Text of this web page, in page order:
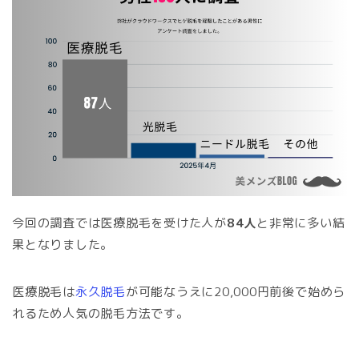
今回の調査では医療脱毛を受けた人が84人と非常に多い結
果となりました。
医療脱毛は永久脱毛が可能なうえに20,000円前後で始めら
れるため人気の脱毛方法です。